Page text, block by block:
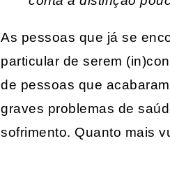
As pessoas que já se
particular de serem
de pessoas que
graves problemas de
sofrimento. Quanto mais